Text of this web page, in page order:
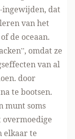
ingewijden, dat
van het
de oceaan.
omdat ze
van al
door
te bootsen.
munt soms
overmoedige
elkaar te